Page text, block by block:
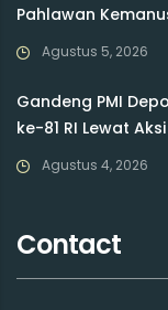
Pahlawan
Agustus 5, 2026
Gandeng PMI
ke-81 RI Lewat
Agustus 4, 2026
Contact